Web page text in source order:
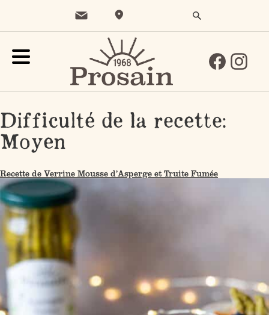
Difficulté de la recette:
Moyen
Recette de Verrine Mousse d’Asperge et Truite Fumée